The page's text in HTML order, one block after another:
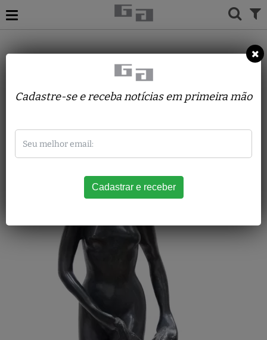
BEA MACHADO
Atena
Cadastre-se e receba notícias em primeira mão